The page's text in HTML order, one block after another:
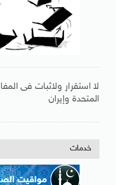
لا استقرار ولاثبات فى
المتحدة وإيران
خدمات